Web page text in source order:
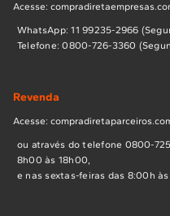
Acesse:
WhatsApp: 11 99235-2966
Telefone: 0800-726-3360
Revenda
Acesse:
ou através do telefone 0800-
8h00 às 18h00,
e nas sextas-feiras das 8:00h